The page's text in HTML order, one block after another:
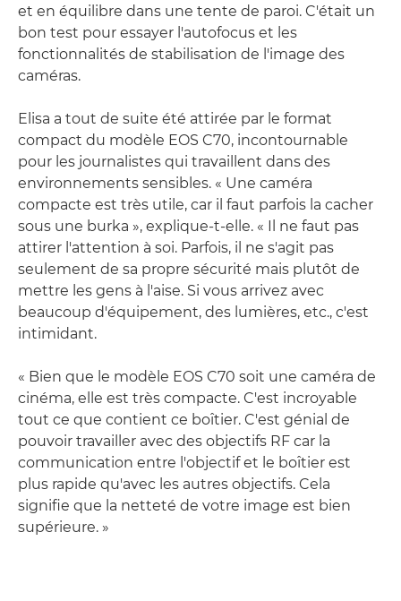
et en équilibre dans une tente de paroi. C'était un
bon test pour essayer l'autofocus et les
fonctionnalités de stabilisation de l'image des
caméras.
Elisa a tout de suite été attirée par le format
compact du modèle EOS C70, incontournable
pour les journalistes qui travaillent dans des
environnements sensibles. « Une caméra
compacte est très utile, car il faut parfois la cacher
sous une burka », explique-t-elle. « Il ne faut pas
attirer l'attention à soi. Parfois, il ne s'agit pas
seulement de sa propre sécurité mais plutôt de
mettre les gens à l'aise. Si vous arrivez avec
beaucoup d'équipement, des lumières, etc., c'est
intimidant.
« Bien que le modèle EOS C70 soit une caméra de
cinéma, elle est très compacte. C'est incroyable
tout ce que contient ce boîtier. C'est génial de
pouvoir travailler avec des objectifs RF car la
communication entre l'objectif et le boîtier est
plus rapide qu'avec les autres objectifs. Cela
signifie que la netteté de votre image est bien
supérieure. »